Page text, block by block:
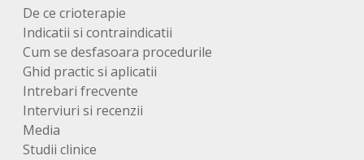
De ce crioterapie
Indicatii si contraindicatii
Cum se desfasoara procedurile
Ghid practic si aplicatii
Intrebari frecvente
Interviuri si recenzii
Media
Studii clinice